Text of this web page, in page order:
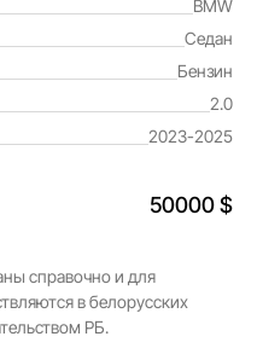
BMW
Седан
Бензин
2.0
2023-2025
50000 $
справочно и для
в белорусских
РБ.